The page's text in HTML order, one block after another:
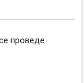
проведе